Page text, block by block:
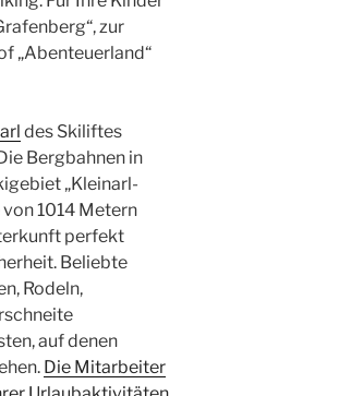
zur
„Abenteuerland“
des Skiliftes
Bergbahnen in
„Kleinarl-
1014 Metern
perfekt
Beliebte
Rodeln,
auf denen
Die Mitarbeiter